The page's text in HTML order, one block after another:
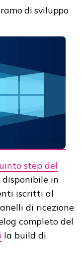
di sviluppo
step del
disponibile in
iscritti al
di ricezione
completo del
la build di